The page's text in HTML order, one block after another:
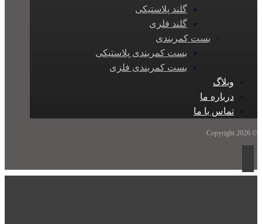
گلند پلاستیکی
گلند فلزی
بست کمربندی
بست کمربندی پلاستیکی
بست کمربندی فلزی
وبلاگ
درباره ما
تماس با ما
© Copyright 2026